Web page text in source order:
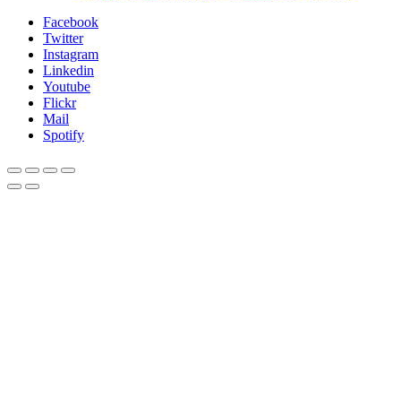
Facebook
Twitter
Instagram
Linkedin
Youtube
Flickr
Mail
Spotify